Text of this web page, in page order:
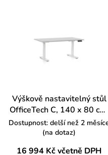
Výškově nastavitelný stůl
OfficeTech C, 140 x 80 cm,
bílá podnož, světle šedá
Dostupnost: delší než 2
(na dotaz)
16 994 Kčvčetně DPH